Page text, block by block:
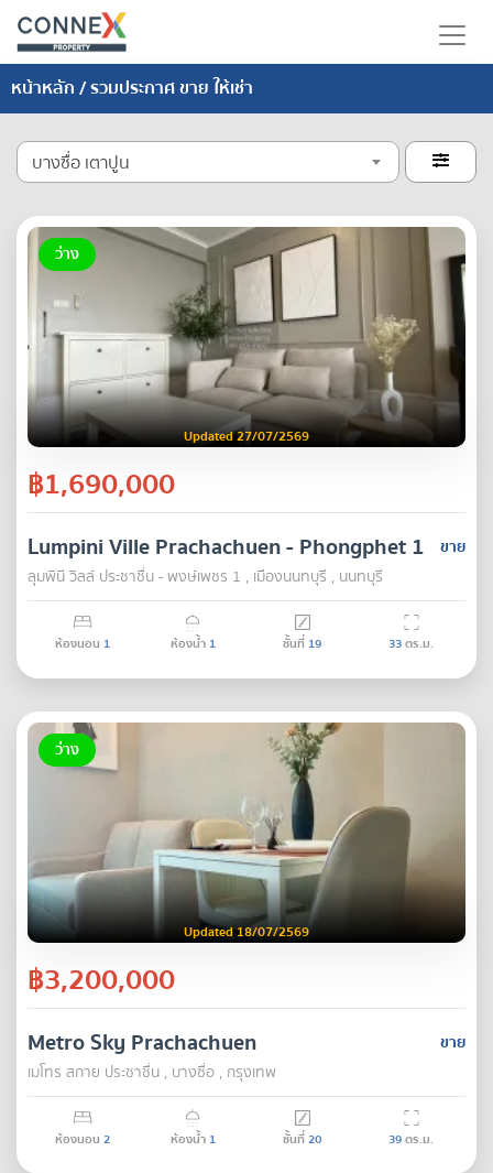
หน้าหลัก/ รวมประกาศ ขาย ให้เช่า
บางซื่อ เตาปูน 
ว่าง
Updated 27/07/2569
฿1,690,000
ขาย
Lumpini Ville Prachachuen - Phongphet 1
ลุมพินี วิลล์ ประชาชื่น - พงษ์เพชร 1 , เมืองนนทบุรี , นนทบุรี
ห้องนอน 1 ห้องน้ำ 1 ชั้นที่ 19 33ตร.ม.
ว่าง
Updated 18/07/2569
฿3,200,000
ขาย
Metro Sky Prachachuen
เมโทร สกาย ประชาชื่น , บางซื่อ , กรุงเทพ
ห้องนอน 2 ห้องน้ำ 1 ชั้นที่20 39ตร.ม.